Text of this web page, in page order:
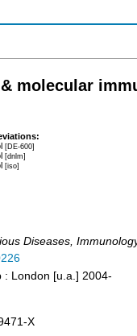
molecular
[DE-600]
[dnlm]
[iso]
Diseases,
: London [u.a.] 2004-
X